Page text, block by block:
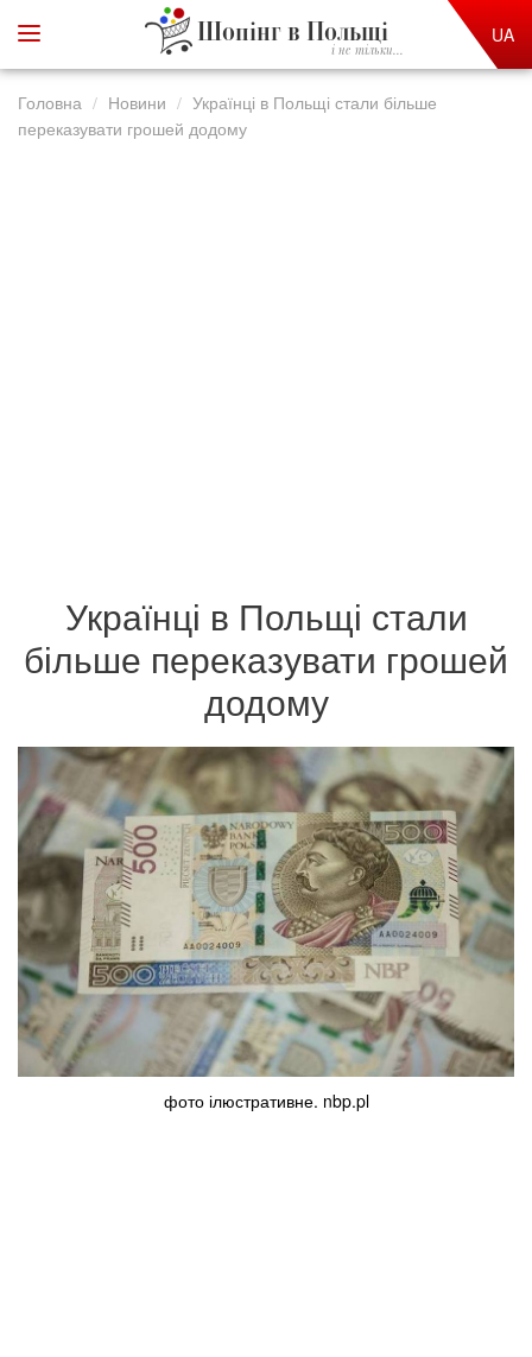
Шопінг в Польщі
і не тільки...
UA
Головна Новини
Українці в Польщі стали більше
переказувати грошей додому
Українці в Польщі стали
більше переказувати грошей
додому
фото ілюстративне. nbp.pl